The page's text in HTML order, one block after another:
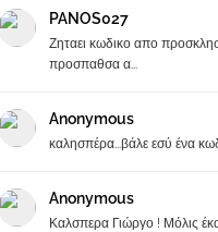
PANOS027
Ζηταει κωδικο απο
προσπαθσα α...
Anonymous
καλησπέρα...βάλε εσύ ένα
Anonymous
Καλσπερα Γιώργο ! Μόλις